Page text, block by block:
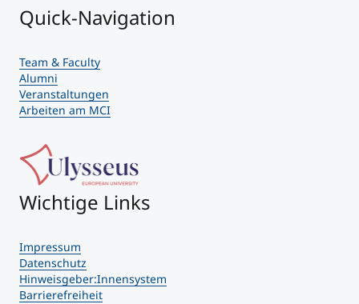
Quick-Navigation
Team & Faculty
Alumni
Veranstaltungen
Arbeiten am MCI
Wichtige Links
Impressum
Datenschutz
Hinweisgeber:Innensystem
Barrierefreiheit